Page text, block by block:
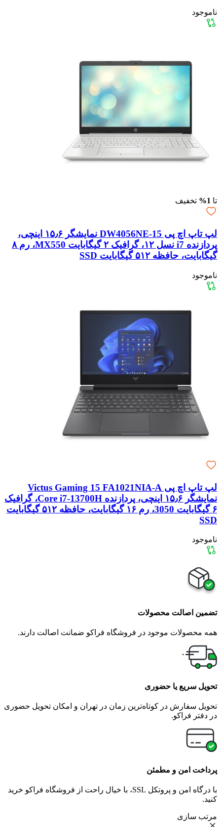
ناموجود
تا 1% تخفیف
لپ تاپ اچ پی 15-DW4056NE نمایشگر ۱۵٫۶ اینچی،
پردازنده i7 نسل ۱۲، گرافیک ۲ گیگابایت MX550، رم ۸
گیگابایت، حافظه ۵۱۲ گیگابایت SSD
ناموجود
لپ تاپ اچ پی Victus Gaming 15 FA1021NIA-A
نمایشگر ۱۵٫۶ اینچی، پردازنده Core i7-13700H، گرافیک
۶ گیگابایت 3050، رم ۱۶ گیگابایت، حافظه ۵۱۲ گیگابایت
SSD
ناموجود
تضمین اصالت محصولات
همه محصولات موجود در فروشگاه فراکو ضمانت اصالت دارند.
تحویل سریع یا حضوری
تحویل سفارش در کوتاه‌ترین زمان در تهران و امکان تحویل حضوری
در دفتر فراکو.
پرداخت امن و مطمئن
با درگاه امن و پروتکل SSL، با خیال راحت از فروشگاه فراکو خرید
کنید.
مرتب سازی